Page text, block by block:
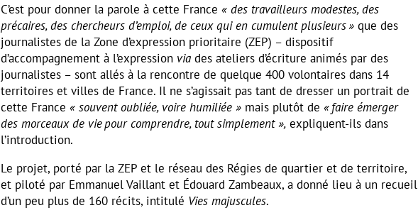
C’est pour donner la parole à cette France « des travailleurs modestes, des
précaires, des chercheurs d’emploi, de ceux qui en cumulent plusieurs » que des
journalistes de la Zone d’expression prioritaire (ZEP) – dispositif
d’accompagnement à l’expression via des ateliers d’écriture animés par des
journalistes – sont allés à la rencontre de quelque 400 volontaires dans 14
territoires et villes de France. Il ne s’agissait pas tant de dresser un portrait de
cette France « souvent oubliée, voire humiliée » mais plutôt de « faire émerger
des morceaux de vie pour comprendre, tout simplement », expliquent-ils dans
l’introduction.
Le projet, porté par la ZEP et le réseau des Régies de quartier et de territoire,
et piloté par Emmanuel Vaillant et Édouard Zambeaux, a donné lieu à un recueil
d’un peu plus de 160 récits, intitulé Vies majuscules.